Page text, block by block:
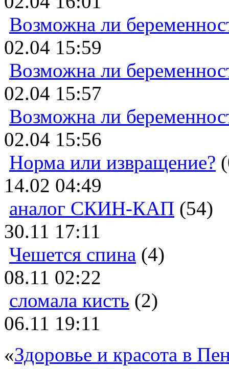
Возможна ли
02.04 15:59
Возможна ли
02.04 15:57
Возможна ли
02.04 15:56
Норма или извращение?
14.02 04:49
аналог СКИН-КАП (54)
30.11 17:11
Чешется спина (4)
08.11 02:22
сломала кисть (2)
06.11 19:11
«Здоровье и красота в